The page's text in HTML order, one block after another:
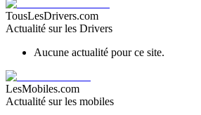
TousLesDrivers.com
Actualité sur les Drivers
Aucune actualité pour ce site.
LesMobiles.com
Actualité sur les mobiles